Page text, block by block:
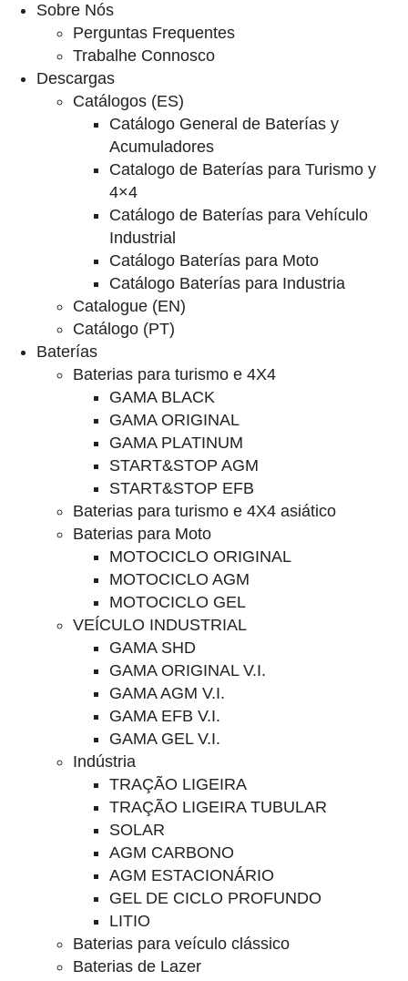
Sobre Nós
Perguntas Frequentes
Trabalhe Connosco
Descargas
Catálogos (ES)
Catálogo General de Baterías y
Acumuladores
Catalogo de Baterías para Turismo y
4×4
Catálogo de Baterías para Vehículo
Industrial
Catálogo Baterías para Moto
Catálogo Baterías para Industria
Catalogue (EN)
Catálogo (PT)
Baterías
Baterias para turismo e 4X4
GAMA BLACK
GAMA ORIGINAL
GAMA PLATINUM
START&STOP AGM
START&STOP EFB
Baterias para turismo e 4X4 asiático
Baterias para Moto
MOTOCICLO ORIGINAL
MOTOCICLO AGM
MOTOCICLO GEL
VEÍCULO INDUSTRIAL
GAMA SHD
GAMA ORIGINAL V.I.
GAMA AGM V.I.
GAMA EFB V.I.
GAMA GEL V.I.
Indústria
TRAÇÃO LIGEIRA
TRAÇÃO LIGEIRA TUBULAR
SOLAR
AGM CARBONO
AGM ESTACIONÁRIO
GEL DE CICLO PROFUNDO
LITIO
Baterias para veículo clássico
Baterias de Lazer